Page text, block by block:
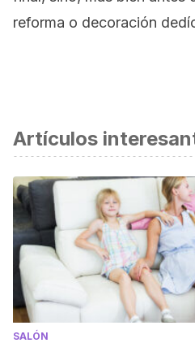
reforma o decoración
Artículos
SALÓN